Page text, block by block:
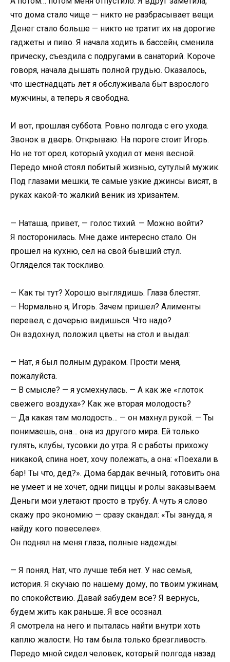
что дома стало чище — никто не разбрасывает вещи.
Денег стало больше — никто не тратит их на дорогие
гаджеты и пиво. Я начала ходить в бассейн, сменила
прическу, съездила с подругами в санаторий. Короче
говоря, начала дышать полной грудью. Оказалось,
что шестнадцать лет я обслуживала быт взрослого
мужчины, а теперь я свободна.
И вот, прошлая суббота. Ровно полгода с его ухода.
Звонок в дверь. Открываю. На пороге стоит Игорь.
Но не тот орел, который уходил от меня весной.
Передо мной стоял побитый жизнью, сутулый мужик.
Под глазами мешки, те самые узкие джинсы висят, в
руках какой-то жалкий веник из хризантем.
— Наташа, привет, — голос тихий. — Можно войти?
Я посторонилась. Мне даже интересно стало. Он
прошел на кухню, сел на свой бывший стул.
Огляделся так тоскливо.
— Как ты тут? Хорошо выглядишь. Глаза блестят.
— Нормально я, Игорь. Зачем пришел? Алименты
перевел, с дочерью видишься. Что надо?
Он вздохнул, положил цветы на стол и выдал:
— Нат, я был полным дураком. Прости меня,
пожалуйста.
— В смысле? — я усмехнулась. — А как же «глоток
свежего воздуха»? Как же вторая молодость?
— Да какая там молодость… — он махнул рукой. — Ты
понимаешь, она… она из другого мира. Ей только
гулять, клубы, тусовки до утра. Я с работы прихожу
никакой, спина ноет, хочу полежать, а она: «Поехали в
бар! Ты что, дед?». Дома бардак вечный, готовить она
не умеет и не хочет, одни пиццы и ролы заказываем.
Деньги мои улетают просто в трубу. А чуть я слово
скажу про экономию — сразу скандал: «Ты зануда, я
найду кого повеселее».
Он поднял на меня глаза, полные надежды:
— Я понял, Нат, что лучше тебя нет. У нас семья,
история. Я скучаю по нашему дому, по твоим ужинам,
по спокойствию. Давай забудем все? Я вернусь,
будем жить как раньше. Я все осознал.
Я смотрела на него и пыталась найти внутри хоть
каплю жалости. Но там была только брезгливость.
Передо мной сидел человек, который полгода назад